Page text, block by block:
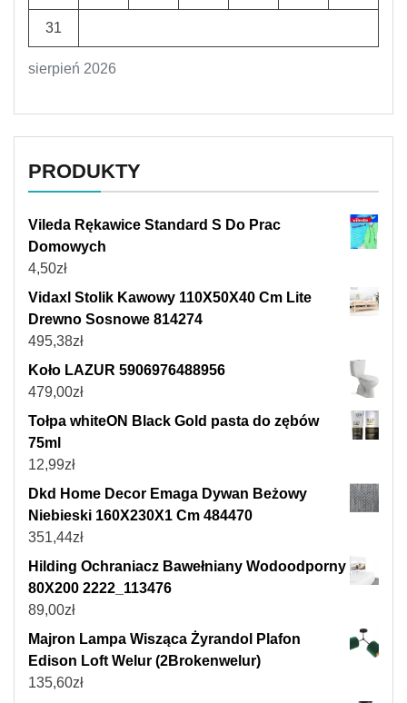
sierpień 2026
31
PRODUKTY
Vileda Rękawice Standard S Do Prac
Domowych
4,50zł
Vidaxl Stolik Kawowy 110X50X40 Cm Lite
Drewno Sosnowe 814274
495,38zł
Koło LAZUR 5906976488956
479,00zł
Tołpa whiteON Black Gold pasta do zębów
75ml
12,99zł
Dkd Home Decor Emaga Dywan Beżowy
Niebieski 160X230X1 Cm 484470
351,44zł
Hilding Ochraniacz Bawełniany Wodoodporny
80X200 2222_113476
89,00zł
Majron Lampa Wisząca Żyrandol Plafon
Edison Loft Welur (2Brokenwelur)
135,60zł